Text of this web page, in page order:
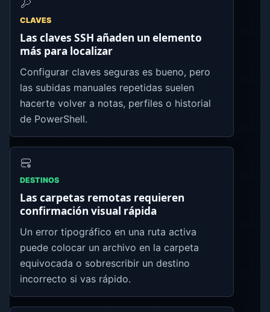
CLAVES
Las claves SSH añaden un elemento
más para localizar
Configurar claves seguras es bueno, pero
las subidas manuales repetidas suelen
hacerte volver a notas, perfiles o historial
de PowerShell.
DESTINOS
Las carpetas remotas requieren
confirmación visual rápida
Un error tipográfico en una ruta activa
puede colocar un archivo en la carpeta
equivocada o sobrescribir un destino
incorrecto si vas rápido.